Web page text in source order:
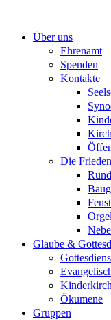
springenÜber uns
Ehrenamt
Spenden
Kontakte
Die
Glaube &
Ökumene
Gruppen